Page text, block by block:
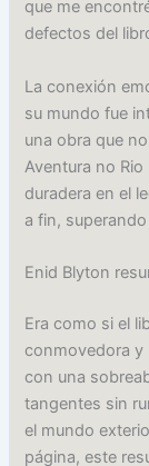
que me
defectos del
La conexión
su mundo fue
una obra que
Aventura no
duradera en el
a fin,
Enid Blyton
Era como si el
conmovedora y
con una
tangentes sin
el mundo
página, este